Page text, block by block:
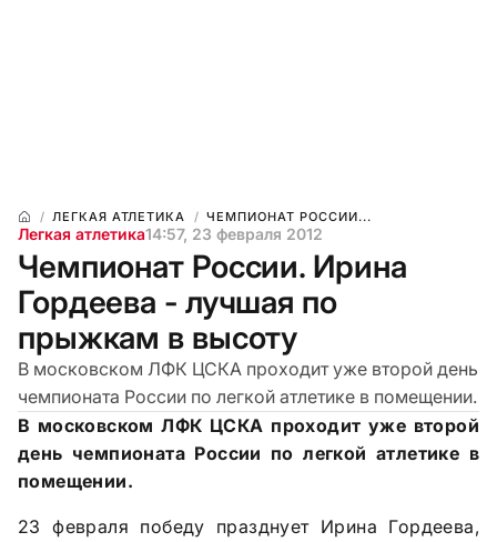
ЛЕГКАЯ АТЛЕТИКА ЧЕМПИОНАТ РОССИИ...
Легкая атлетика14:57, 23 февраля 2012
Чемпионат России. Ирина
Гордеева - лучшая по
прыжкам в высоту
В московском ЛФК ЦСКА проходит уже второй день
чемпионата России по легкой атлетике в помещении.
В московском ЛФК ЦСКА проходит уже второй
день чемпионата России по легкой атлетике в
помещении.
23 февраля победу празднует Ирина Гордеева,